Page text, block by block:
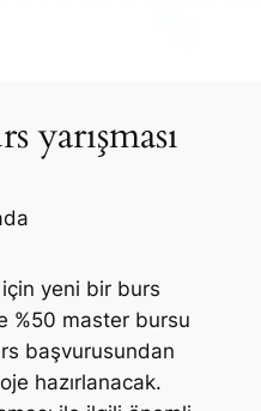
yarışması
için yeni bir burs
%50 master bursu
başvurusundan
hazırlanacak.